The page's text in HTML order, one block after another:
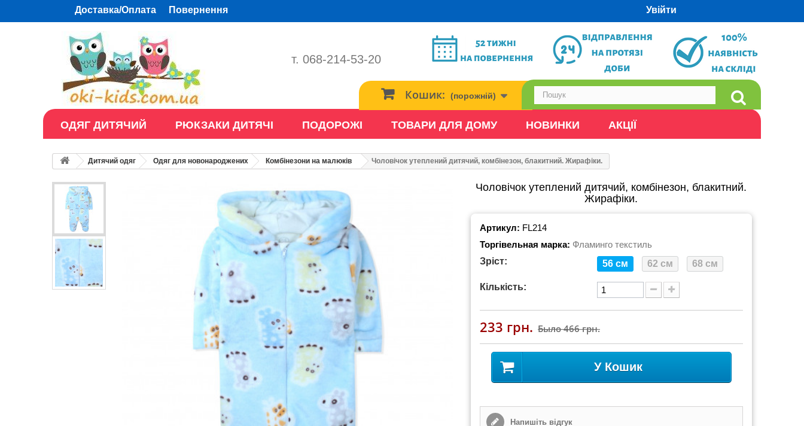
Доставка/Оплата Повернення Увійти
т. 068-214-53-20
Кошик: (порожній)
ОДЯГ ДИТЯЧИЙ РЮКЗАКИ ДИТЯЧІ ПОДОРОЖІ ТОВАРИ ДЛЯ ДОМУ НОВИНКИ АКЦІЇ
Дитячий одяг Одяг для новонароджених Комбінезони на малюків Чоловічок утеплений дитячий, комбінезон, блакитний. Жирафiки.
Чоловічок утеплений дитячий, комбінезон, блакитний.
Жирафiки.
Артикул: FL214
Торгівельная марка: Фламинго текстиль
Зріст:
56 см 62 см 68 см
Кількість:
233 грн. Было466 грн.
У Кошик
Напишіть відгук